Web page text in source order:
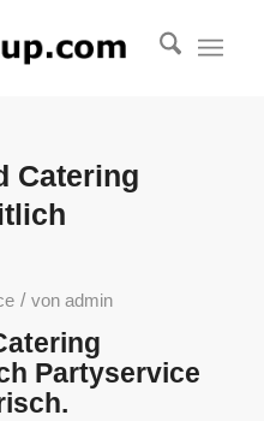
Catering
/ von admin
Partyservice